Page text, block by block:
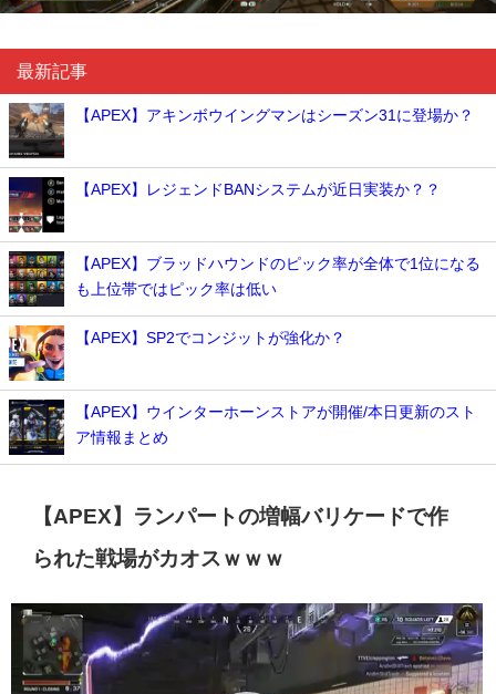
最新記事
【APEX】アキンボウイングマンはシーズン31に登場か？
【APEX】レジェンドBANシステムが近日実装か？？
【APEX】ブラッドハウンドのピック率が全体で1位になる
も上位帯ではピック率は低い
【APEX】SP2でコンジットが強化か？
【APEX】ウインターホーンストアが開催/本日更新のスト
ア情報まとめ
【APEX】ランパートの増幅バリケードで作
られた戦場がカオスｗｗｗ
動
プ